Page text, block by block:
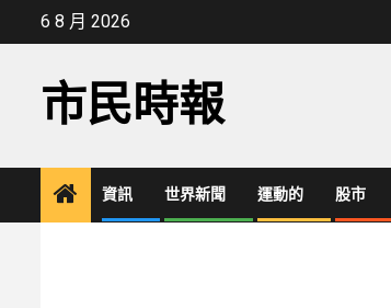
6 8 月 2026
市民時報
資訊 世界新聞 運動的 股市